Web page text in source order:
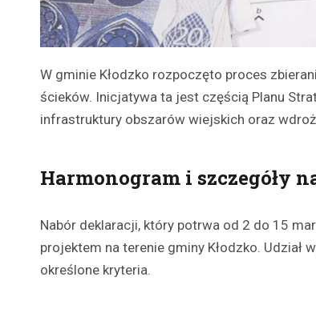
W gminie Kłodzko rozpoczęto proces
ścieków. Inicjatywa ta jest częścią Planu
infrastruktury obszarów wiejskich oraz
Harmonogram i szczegóły
Nabór deklaracji, który potrwa od 2 do 15
projektem na terenie gminy Kłodzko.
określone kryteria.